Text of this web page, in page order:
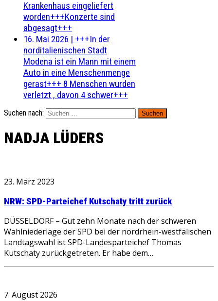
Krankenhaus eingeliefert
worden+++Konzerte sind
abgesagt+++
16. Mai 2026 | +++In der
norditalienischen Stadt
Modena ist ein Mann mit einem
Auto in eine Menschenmenge
gerast+++ 8 Menschen wurden
verletzt , davon 4 schwer+++
Suchen nach:
NADJA LÜDERS
23. März 2023
NRW: SPD-Parteichef Kutschaty tritt zurück
DÜSSELDORF – Gut zehn Monate nach der schweren
Wahlniederlage der SPD bei der nordrhein-westfälischen
Landtagswahl ist SPD-Landesparteichef Thomas
Kutschaty zurückgetreten. Er habe dem…
7. August 2026